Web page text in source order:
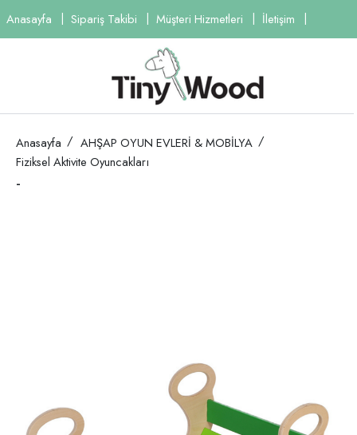
Anasayfa Sipariş Takibi Müşteri Hizmetleri İletişim
Anasayfa
AHŞAP OYUN EVLERİ & MOBİLYA
Fiziksel Aktivite Oyuncakları
-